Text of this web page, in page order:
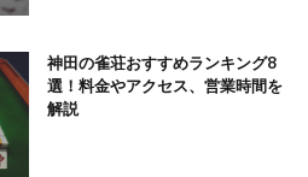
神田の雀荘おすすめランキング8
選！料金やアクセス、営業時間を
解説